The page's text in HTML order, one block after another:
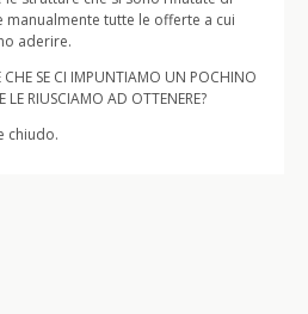
manualmente tutte le offerte a cui
aderire.
CHE SE CI IMPUNTIAMO UN POCHINO
LE RIUSCIAMO AD OTTENERE?
chiudo.